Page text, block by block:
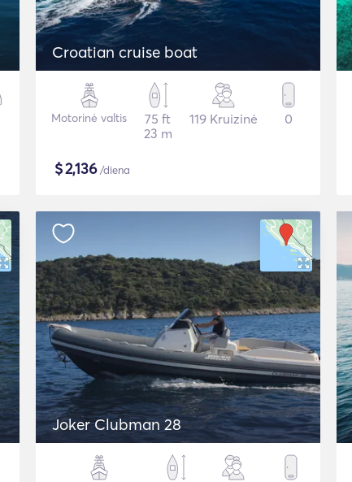
Croatian cruise boat
Motorinė valtis
75 ft
23 m
119 Kruizinė 0
$2,136/diena
Joker Clubman 28